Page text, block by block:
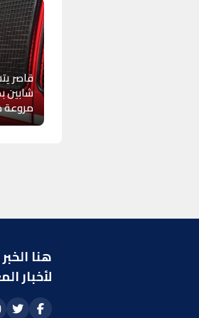
قاصر
شابين
مروعة
هنا
لأخبار